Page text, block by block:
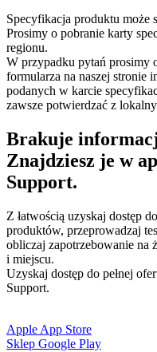
Specyfikacja produktu może
Prosimy o pobranie karty
regionu.
W przypadku pytań prosimy
formularza na naszej stronie
podanych w karcie
zawsze potwierdzać z
Brakuje
Znajdziesz je w
Support.
Z łatwością uzyskaj dostęp
produktów, przeprowadzaj
obliczaj zapotrzebowanie
i miejscu.
Uzyskaj dostęp do pełnej
Support.
Apple App Store
Sklep Google Play